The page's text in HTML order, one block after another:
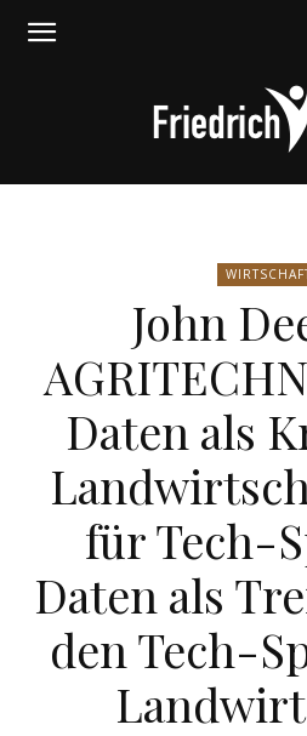
von
Weik
John
Daten als
für Tech-
Daten als
den Tech-